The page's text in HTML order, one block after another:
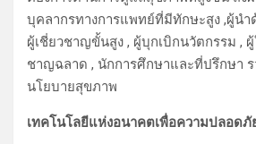
บุคลากรทางการแพทย์ที่มีทักษะสูง ,ผู้น
ผู้เชี่ยวชาญขั้นสูง , ผู้บุกเบิกนวัตกรรม ,
ชาญฉลาด , นักการศึกษาและที่ปรึกษา
นโยบายสุขภาพ
เทคโนโลยีแห่งอนาคตเพื่อความปลอดภั